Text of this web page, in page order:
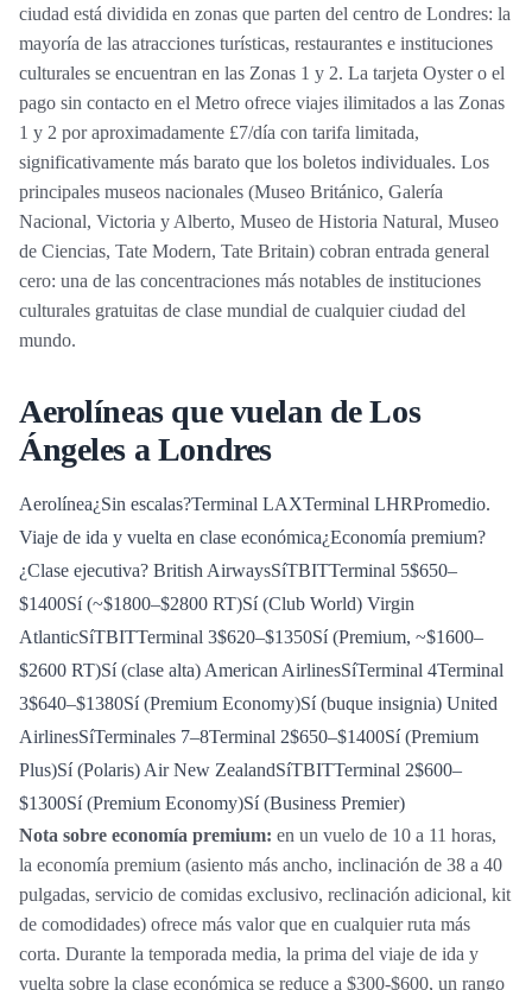
ciudad está dividida en zonas que parten del centro de Londres: la
mayoría de las atracciones turísticas, restaurantes e instituciones
culturales se encuentran en las Zonas 1 y 2. La tarjeta Oyster o el
pago sin contacto en el Metro ofrece viajes ilimitados a las Zonas
1 y 2 por aproximadamente £7/día con tarifa limitada,
significativamente más barato que los boletos individuales. Los
principales museos nacionales (Museo Británico, Galería
Nacional, Victoria y Alberto, Museo de Historia Natural, Museo
de Ciencias, Tate Modern, Tate Britain) cobran entrada general
cero: una de las concentraciones más notables de instituciones
culturales gratuitas de clase mundial de cualquier ciudad del
mundo.
Aerolíneas que vuelan de Los
Ángeles a Londres
Aerolínea¿Sin escalas?Terminal LAXTerminal LHRPromedio.
Viaje de ida y vuelta en clase económica¿Economía premium?
¿Clase ejecutiva? British AirwaysSíTBITTerminal 5$650–
$1400Sí (~$1800–$2800 RT)Sí (Club World) Virgin
AtlanticSíTBITTerminal 3$620–$1350Sí (Premium, ~$1600–
$2600 RT)Sí (clase alta) American AirlinesSíTerminal 4Terminal
3$640–$1380Sí (Premium Economy)Sí (buque insignia) United
AirlinesSíTerminales 7–8Terminal 2$650–$1400Sí (Premium
Plus)Sí (Polaris) Air New ZealandSíTBITTerminal 2$600–
$1300Sí (Premium Economy)Sí (Business Premier)
Nota sobre economía premium: en un vuelo de 10 a 11 horas,
la economía premium (asiento más ancho, inclinación de 38 a 40
pulgadas, servicio de comidas exclusivo, reclinación adicional, kit
de comodidades) ofrece más valor que en cualquier ruta más
corta. Durante la temporada media, la prima del viaje de ida y
vuelta sobre la clase económica se reduce a $300-$600, un rango